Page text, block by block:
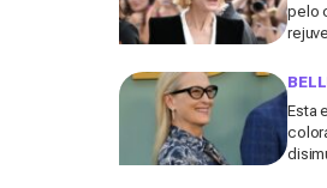
pelo
Esta